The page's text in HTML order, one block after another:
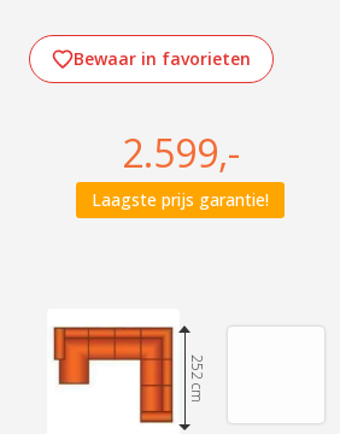
Bewaar in favorieten
2.599,-
Laagste prijs garantie!
252 cm